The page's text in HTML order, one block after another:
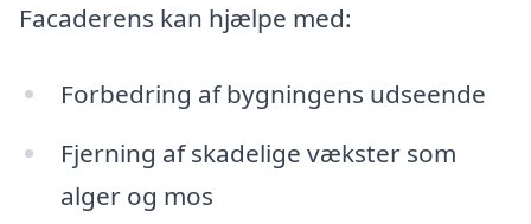
Facaderens kan hjælpe med:
Forbedring af bygningens udseende
Fjerning af skadelige vækster som
alger og mos